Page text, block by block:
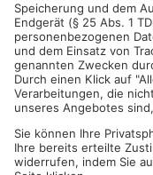
Artikel teilen